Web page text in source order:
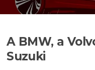
A BMW, a
Suzuki